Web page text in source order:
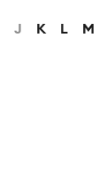
J K L M